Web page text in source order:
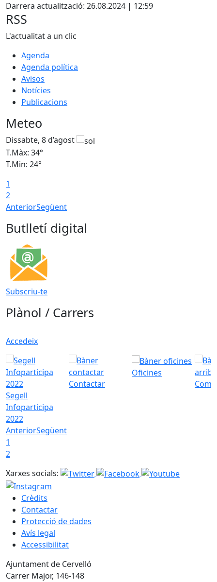
Darrera actualització: 26.08.2024 | 12:59
RSS
L'actualitat a un clic
Agenda
Agenda política
Avisos
Notícies
Publicacions
Meteo
Dissabte, 8 d’agost
T.Màx: 34°
T.Min: 24°
1
2
AnteriorSegüent
Butlletí digital
Subscriu-te
Plànol / Carrers
Accedeix
Segell
Infoparticipa
2022
Contactar
Oficines
Com
AnteriorSegüent
1
2
Xarxes socials:
Crèdits
Contactar
Protecció de dades
Avís legal
Accessibilitat
Ajuntament de Cervelló
Carrer Major, 146-148